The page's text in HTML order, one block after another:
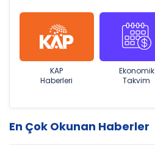
KAP
Haberleri
Ekonomik
Takvim
En Çok Okunan Haberler